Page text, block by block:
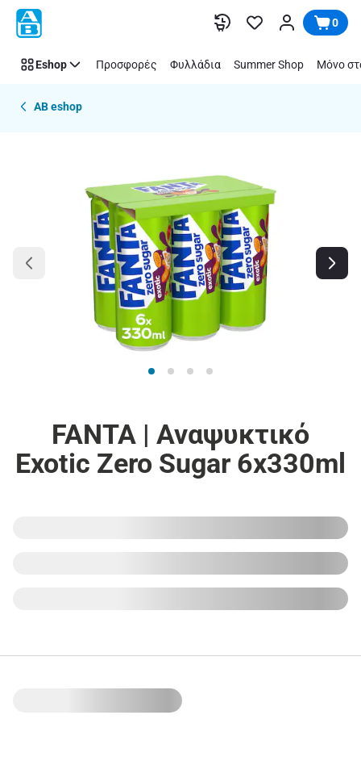
Παράλειψη 0
Eshop Προσφορές Φυλλάδια Summer Shop Μόνο
AB eshop
FANTA | Αναψυκτικό
Exotic Zero Sugar 6x330ml